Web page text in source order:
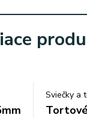
Sviečky a